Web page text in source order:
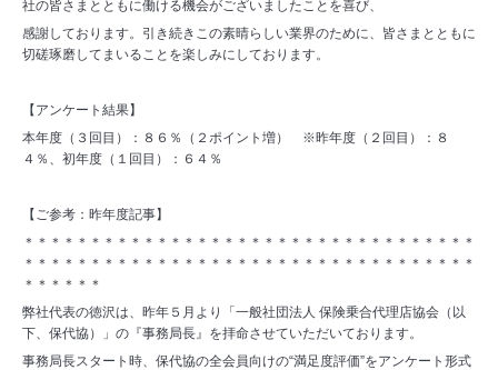
社の皆さまとともに働ける機会がございましたことを喜び、
感謝しております。引き続きこの素晴らしい業界のために、皆さまとともに
切磋琢磨してまいることを楽しみにしております。
【アンケート結果】
本年度（３回目）：８６％（２ポイント増） ※昨年度（２回目）：８
４％、初年度（１回目）：６４％
【ご参考：昨年度記事】
＊＊＊＊＊＊＊＊＊＊＊＊＊＊＊＊＊＊＊＊＊＊＊＊＊＊＊＊＊＊＊＊＊＊
＊＊＊＊＊＊＊＊＊＊＊＊＊＊＊＊＊＊＊＊＊＊＊＊＊＊＊＊＊＊＊＊＊＊
＊＊＊＊＊＊
弊社代表の徳沢は、昨年５月より「一般社団法人 保険乗合代理店協会（以
下、保代協）」の『事務局長』を拝命させていただいております。
事務局長スタート時、保代協の全会員向けの“満足度評価”をアンケート形式